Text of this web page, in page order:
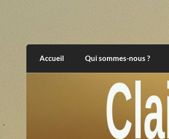
Clair et Obscur
Accueil Qui sommes-nous ?